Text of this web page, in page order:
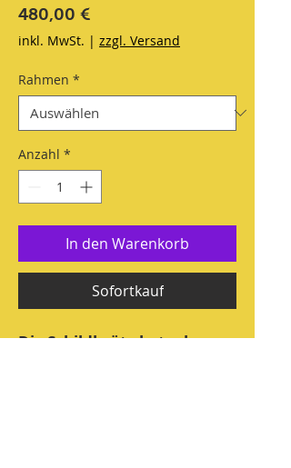
480,00 €
inkl. MwSt. | zzgl. Versand
Rahmen *
Anzahl *
In den Warenkorb
Sofortkauf
Die Schildkröte hat schon